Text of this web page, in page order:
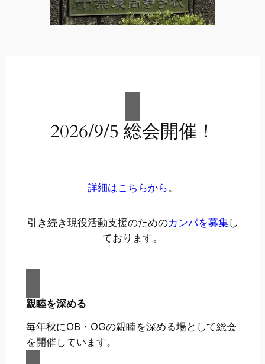
2026/9/5 総会開催！
詳細はこちらから 。
引き続き現役活動支援のためのカンパを募集し
ております。
親睦を深める
毎年秋にOB・OGの親睦を深める場として総会
を開催しています。